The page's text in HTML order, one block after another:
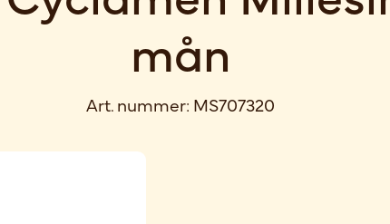
mån
Art. nummer: MS707320